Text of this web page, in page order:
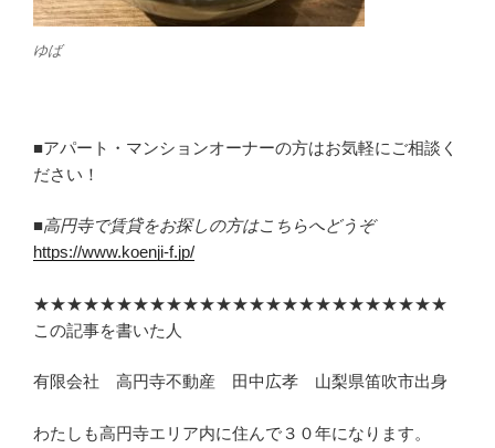
ゆば
■アパート・マンションオーナーの方はお気軽にご相談く
ださい！
■高円寺で賃貸をお探しの方はこちらへどうぞ
https://www.koenji-f.jp/
★★★★★★★★★★★★★★★★★★★★★★★★★
この記事を書いた人
有限会社 高円寺不動産 田中広孝 山梨県笛吹市出身
わたしも高円寺エリア内に住んで３０年になります。